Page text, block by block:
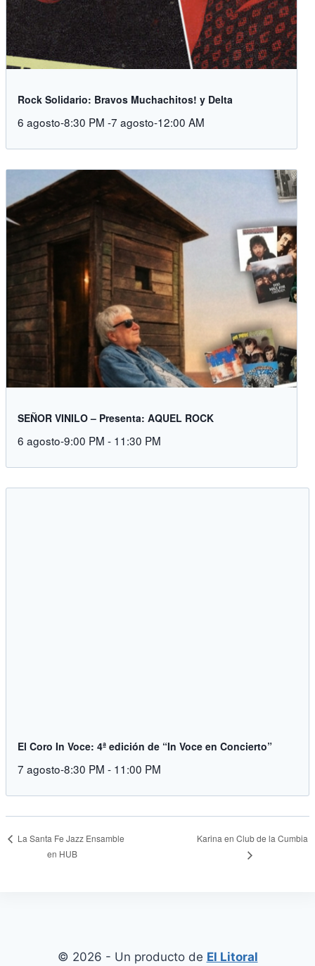
Rock Solidario: Bravos Muchachitos! y Delta
6 agosto-8:30 PM -7 agosto-12:00 AM
SEÑOR VINILO – Presenta: AQUEL ROCK
6 agosto-9:00 PM - 11:30 PM
El Coro In Voce: 4ª edición de “In Voce en Concierto”
7 agosto-8:30 PM - 11:00 PM
La Santa Fe Jazz Ensamble
en HUB
Karina en Club de la Cumbia
© 2026 - Un producto de El Litoral